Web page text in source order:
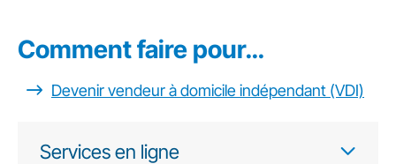
Comment faire pour…
Devenir vendeur à domicile indépendant (VDI)
Services en ligne